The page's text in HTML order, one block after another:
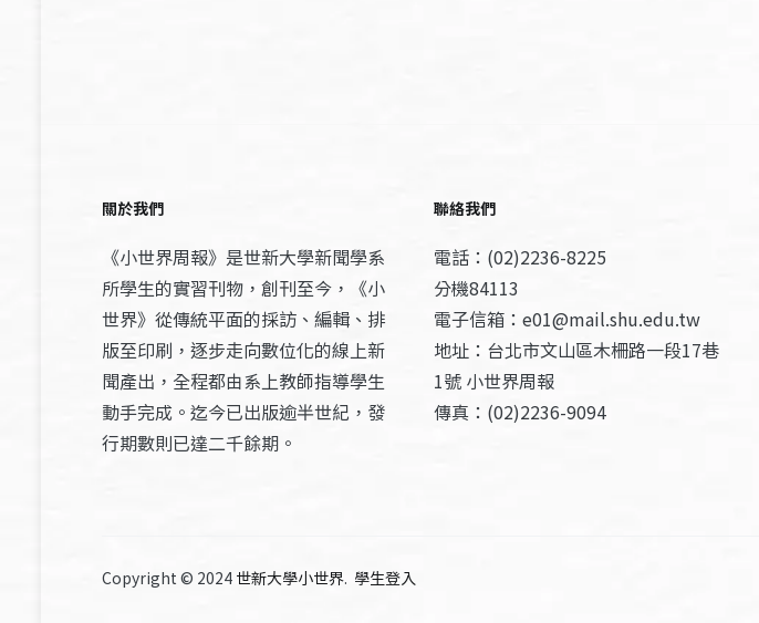
關於我們
《小世界周報》是世新大學新聞學系
所學生的實習刊物，創刊至今，《小
世界》從傳統平面的採訪、編輯、排
版至印刷，逐步走向數位化的線上新
聞產出，全程都由系上教師指導學生
動手完成。迄今已出版逾半世紀，發
行期數則已達二千餘期。
聯絡我們
電話：(02)2236-8225
分機84113
電子信箱：e01@mail.shu.edu.tw
地址：台北市文山區木柵路一段17巷
1號 小世界周報
傳真：(02)2236-9094
Copyright © 2024 世新大學小世界. 學生登入